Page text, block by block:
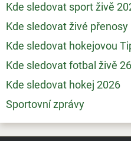
Kde sledovat sport živě
Kde sledovat živé
Kde sledovat hokejovou
Kde sledovat fotbal živě
Kde sledovat hokej 2026
Sportovní zprávy